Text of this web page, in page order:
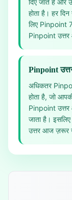
दिए जाते हैं और
होता है। हर
लिए Pinpoint
Pinpoint
Pinpoint
अधिकतर
होता है, जो
Pinpoint उत्तर
जाता है।
उत्तर आज ज़रूर